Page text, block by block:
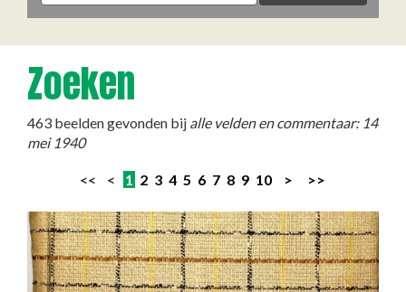
Zoeken
463 beelden gevonden bij alle velden en commentaar: 14
mei 1940
<< < 1 2 3 4 5 6 7 8 9 10 > >>